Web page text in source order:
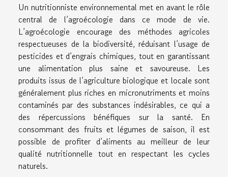
Un nutritionniste environnemental met en avant le rôle
central de l’agroécologie dans ce mode de vie.
L’agroécologie encourage des méthodes agricoles
respectueuses de la biodiversité, réduisant l’usage de
pesticides et d’engrais chimiques, tout en garantissant
une alimentation plus saine et savoureuse. Les
produits issus de l’agriculture biologique et locale sont
généralement plus riches en micronutriments et moins
contaminés par des substances indésirables, ce qui a
des répercussions bénéfiques sur la santé. En
consommant des fruits et légumes de saison, il est
possible de profiter d’aliments au meilleur de leur
qualité nutritionnelle tout en respectant les cycles
naturels.